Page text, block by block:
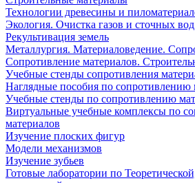
Технологии древесины и
Экология. Очистка газов и сточных
Рекультивация земель
Металлургия. Материаловедение.
Сопротивление материалов.
Учебные стенды сопротивления
Наглядные пособия по сопротивлению
Учебные стенды по сопротивлению
Виртуальные учебные комплексы по
материалов
Изучение плоских фигур
Модели механизмов
Изучение зубьев
Готовые лаборатории по